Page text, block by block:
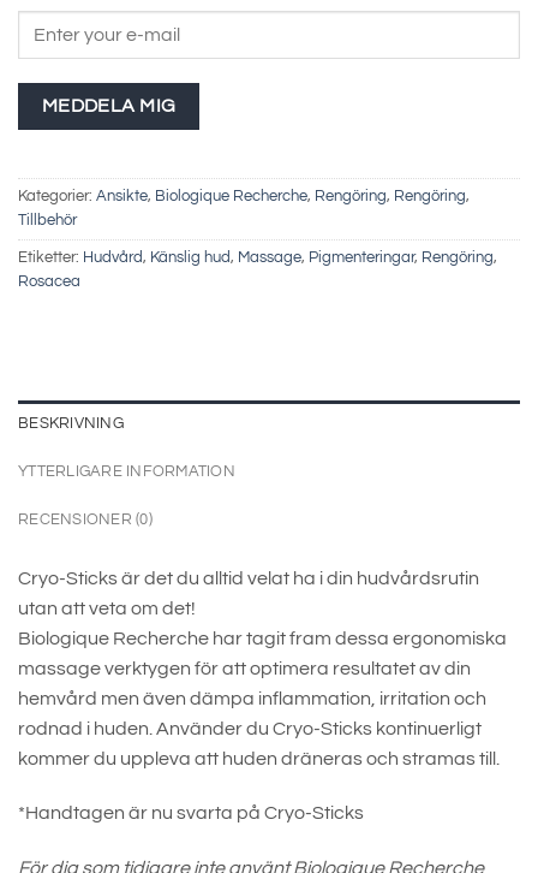
MEDDELA MIG
Kategorier: Ansikte, Biologique Recherche, Rengöring, Rengöring,
Tillbehör
Etiketter: Hudvård, Känslig hud, Massage, Pigmenteringar, Rengöring,
Rosacea
BESKRIVNING
YTTERLIGARE INFORMATION
RECENSIONER (0)
Cryo-Sticks är det du alltid velat ha i din hudvårdsrutin
utan att veta om det!
Biologique Recherche har tagit fram dessa ergonomiska
massage verktygen för att optimera resultatet av din
hemvård men även dämpa inflammation, irritation och
rodnad i huden. Använder du Cryo-Sticks kontinuerligt
kommer du uppleva att huden dräneras och stramas till.
*Handtagen är nu svarta på Cryo-Sticks
För dig som tidigare inte använt Biologique Recherche